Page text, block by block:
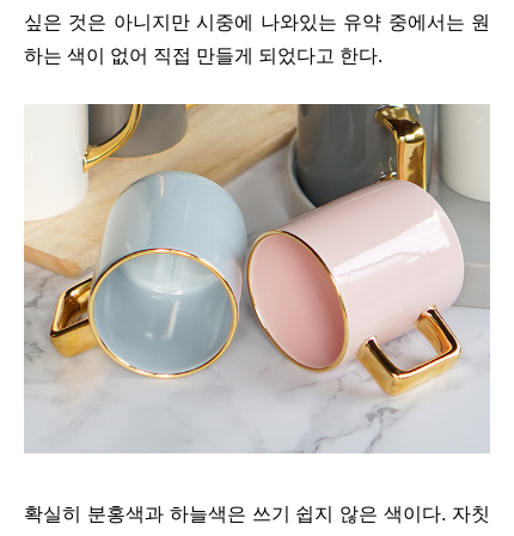
싶은 것은 아니지만 시중에 나와있는 유약 중에서는 원
하는 색이 없어 직접 만들게 되었다고 한다.
확실히 분홍색과 하늘색은 쓰기 쉽지 않은 색이다. 자칫